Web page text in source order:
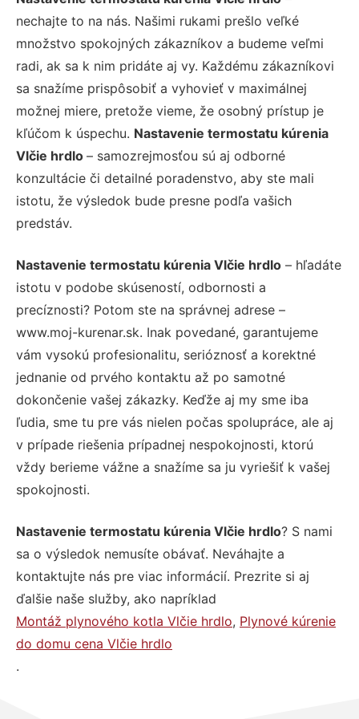
nechajte to na nás. Našimi rukami prešlo veľké
množstvo spokojných zákazníkov a budeme veľmi
radi, ak sa k nim pridáte aj vy. Každému zákazníkovi
sa snažíme prispôsobiť a vyhovieť v maximálnej
možnej miere, pretože vieme, že osobný prístup je
kľúčom k úspechu. Nastavenie termostatu kúrenia
Vlčie hrdlo – samozrejmosťou sú aj odborné
konzultácie či detailné poradenstvo, aby ste mali
istotu, že výsledok bude presne podľa vašich
predstáv.
Nastavenie termostatu kúrenia Vlčie hrdlo – hľadáte
istotu v podobe skúseností, odbornosti a
precíznosti? Potom ste na správnej adrese –
www.moj-kurenar.sk. Inak povedané, garantujeme
vám vysokú profesionalitu, serióznosť a korektné
jednanie od prvého kontaktu až po samotné
dokončenie vašej zákazky. Keďže aj my sme iba
ľudia, sme tu pre vás nielen počas spolupráce, ale aj
v prípade riešenia prípadnej nespokojnosti, ktorú
vždy berieme vážne a snažíme sa ju vyriešiť k vašej
spokojnosti.
Nastavenie termostatu kúrenia Vlčie hrdlo? S nami
sa o výsledok nemusíte obávať. Neváhajte a
kontaktujte nás pre viac informácií. Prezrite si aj
ďalšie naše služby, ako napríklad
Montáž plynového kotla Vlčie hrdlo, Plynové kúrenie
do domu cena Vlčie hrdlo
.